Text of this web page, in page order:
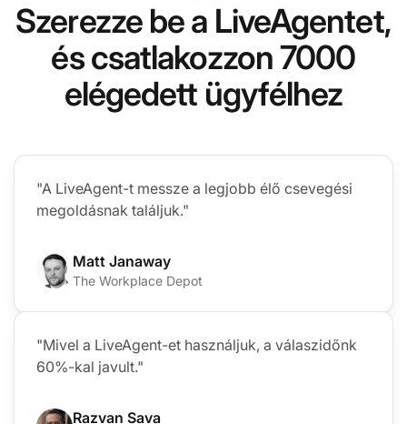
Szerezze be a LiveAgentet,
és csatlakozzon 7000
elégedett ügyfélhez
"A LiveAgent-t messze a legjobb élő csevegési
megoldásnak találjuk."
Matt Janaway
The Workplace Depot
"Mivel a LiveAgent-et használjuk, a válaszidőnk
60%-kal javult."
Razvan Sava